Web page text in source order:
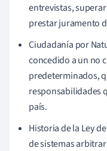
entrevistas,
prestar juramento
Ciudadanía por
concedido a un no
predeterminados,
responsabilidades
país.
Historia de la Ley
de sistemas